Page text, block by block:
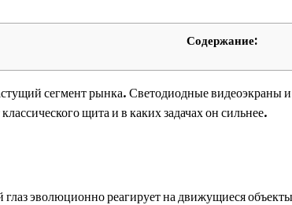
Содержание:
сегмент рынка. Светодиодные видеоэкраны и
щита и в каких задачах он сильнее.
эволюционно реагирует на движущиеся